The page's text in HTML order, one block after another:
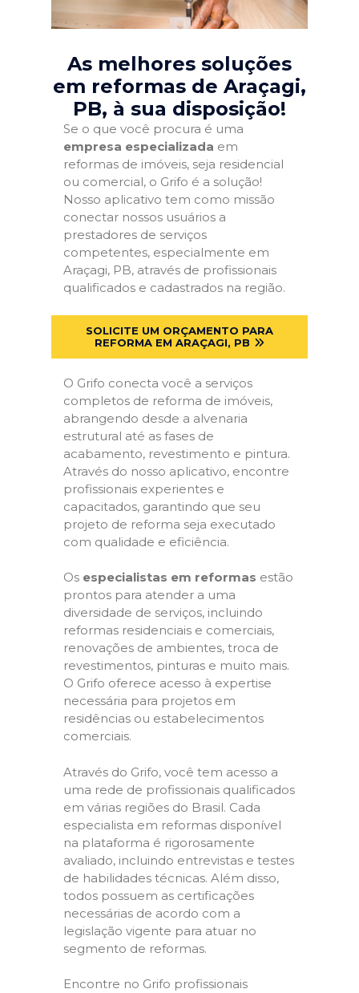
As melhores soluções
em reformas de Araçagi,
PB, à sua disposição!
Se o que você procura é uma
empresa especializada em
reformas de imóveis, seja residencial
ou comercial, o Grifo é a solução!
Nosso aplicativo tem como missão
conectar nossos usuários a
prestadores de serviços
competentes, especialmente em
Araçagi, PB, através de profissionais
qualificados e cadastrados na região.
SOLICITE UM ORÇAMENTO PARA
REFORMA EM ARAÇAGI, PB
O Grifo conecta você a serviços
completos de reforma de imóveis,
abrangendo desde a alvenaria
estrutural até as fases de
acabamento, revestimento e pintura.
Através do nosso aplicativo, encontre
profissionais experientes e
capacitados, garantindo que seu
projeto de reforma seja executado
com qualidade e eficiência.
Os especialistas em reformas estão
prontos para atender a uma
diversidade de serviços, incluindo
reformas residenciais e comerciais,
renovações de ambientes, troca de
revestimentos, pinturas e muito mais.
O Grifo oferece acesso à expertise
necessária para projetos em
residências ou estabelecimentos
comerciais.
Através do Grifo, você tem acesso a
uma rede de profissionais qualificados
em várias regiões do Brasil. Cada
especialista em reformas disponível
na plataforma é rigorosamente
avaliado, incluindo entrevistas e testes
de habilidades técnicas. Além disso,
todos possuem as certificações
necessárias de acordo com a
legislação vigente para atuar no
segmento de reformas.
Encontre no Grifo profissionais